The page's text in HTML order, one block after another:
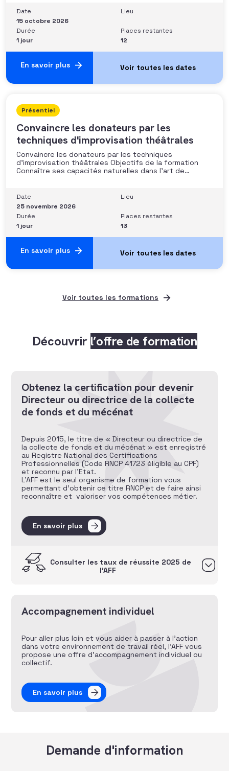
situations nécessitant un arbitrage juridique
Compétences et aptitudes Comprendre les régimes
Date
15 octobre 2026
Lieu
Durée
1 jour
Places restantes
12
En savoir plus
Présentiel
Convaincre les donateurs par les
techniques d'improvisation théâtrales
Convaincre les donateurs par les techniques
d’improvisation théâtrales Objectifs de la formation
Connaître ses capacités naturelles dans l’art de
conviction et sur quoi elle se fonde (mots, attitude, …),
quelle est sa situation de
Date
25 novembre 2026
Lieu
Durée
1 jour
Places restantes
13
En savoir plus
Voir toutes les formations
Découvrir l’offre de formation
Obtenez la certification pour devenir
Directeur ou directrice de la collecte
de fonds et du mécénat
Depuis 2015, le titre de « Directeur ou directrice de
la collecte de fonds et du mécénat » est enregistré
au Registre National des Certifications
Professionnelles (Code RNCP 41723 éligible au CPF)
et reconnu par l’Etat.
L’AFF est le seul organisme de formation vous
permettant d’obtenir ce titre RNCP et de faire ainsi
reconnaître et valoriser vos compétences métier.
En savoir plus
Consulter les taux de réussite 2025 de
l’AFF
Accompagnement individuel
Pour aller plus loin et vous aider à passer à l’action
dans votre environnement de travail réel, l’AFF vous
propose une offre d’accompagnement individuel ou
collectif.
En savoir plus
Demande d'information